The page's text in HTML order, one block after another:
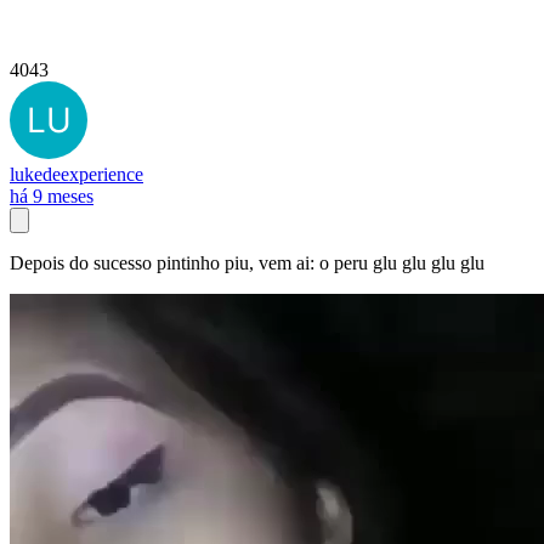
4043
lukedeexperience
há 9 meses
Depois do sucesso pintinho piu, vem ai: o peru glu glu glu glu